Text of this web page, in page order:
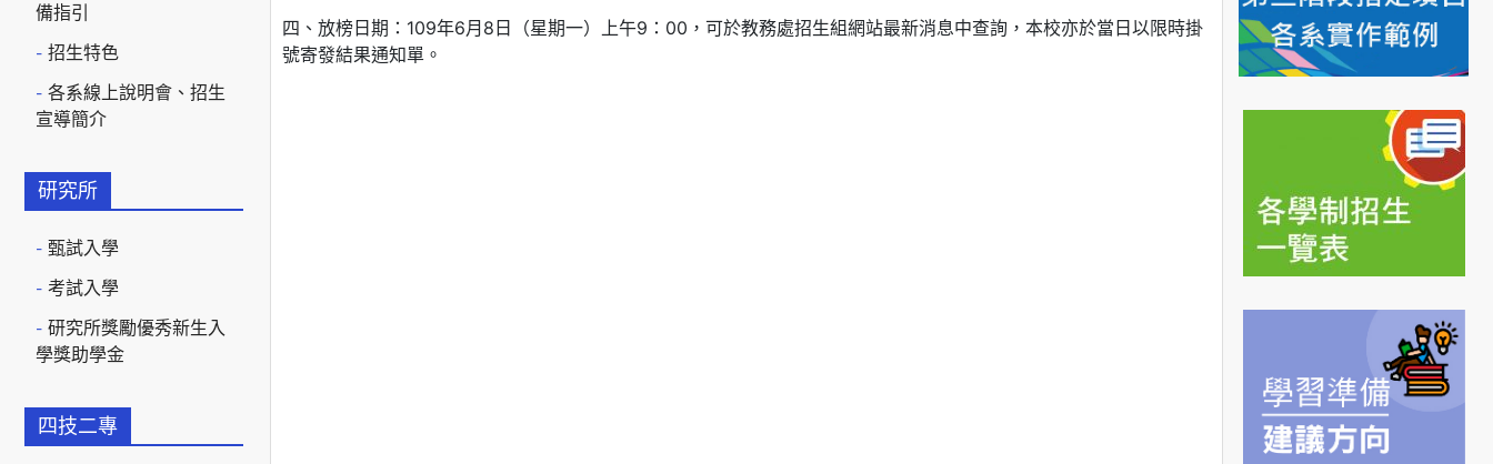
備指引
招生特色
各系線上說明會、招生
宣導簡介
研究所
甄試入學
考試入學
研究所獎勵優秀新生入
學獎助學金
四技二專
四、放榜日期：109年6月8日（星期一）上午9：00，可於教務處招生組網站最新消息中查詢，本校亦於當日以限時掛
號寄發結果通知單。